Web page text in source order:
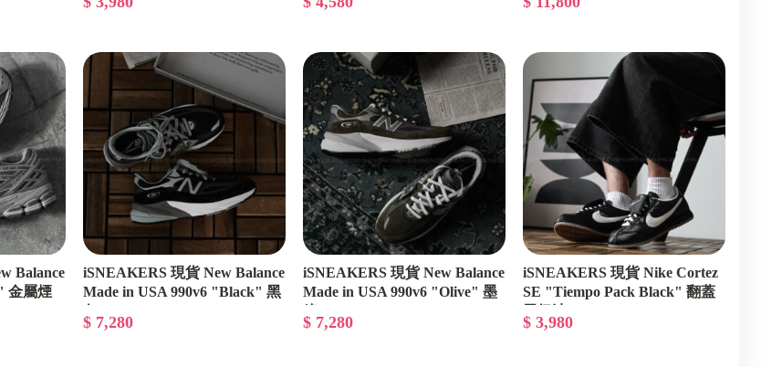
Balance
金屬煙
iSNEAKERS 現貨 New Balance
Made in USA 990v6 "Black" 黑
$ 7,280
iSNEAKERS 現貨 New Balance
Made in USA 990v6 "Olive" 墨
$ 7,280
iSNEAKERS 現貨 Nike Cortez
SE "Tiempo Pack Black" 翻蓋
$ 3,980